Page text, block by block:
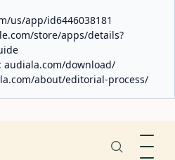
us/app/id6446038181
store/apps/details?
audiala.com/download/
about/editorial-process/